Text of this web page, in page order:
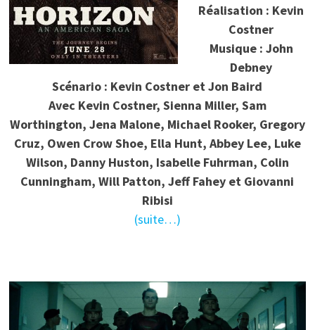
Réalisation : Kevin
Costner
Musique : John
Debney
Scénario : Kevin Costner et Jon Baird
Avec Kevin Costner, Sienna Miller, Sam
Worthington, Jena Malone, Michael Rooker, Gregory
Cruz, Owen Crow Shoe, Ella Hunt, Abbey Lee, Luke
Wilson, Danny Huston, Isabelle Fuhrman, Colin
Cunningham, Will Patton, Jeff Fahey et Giovanni
Ribisi
(suite…)